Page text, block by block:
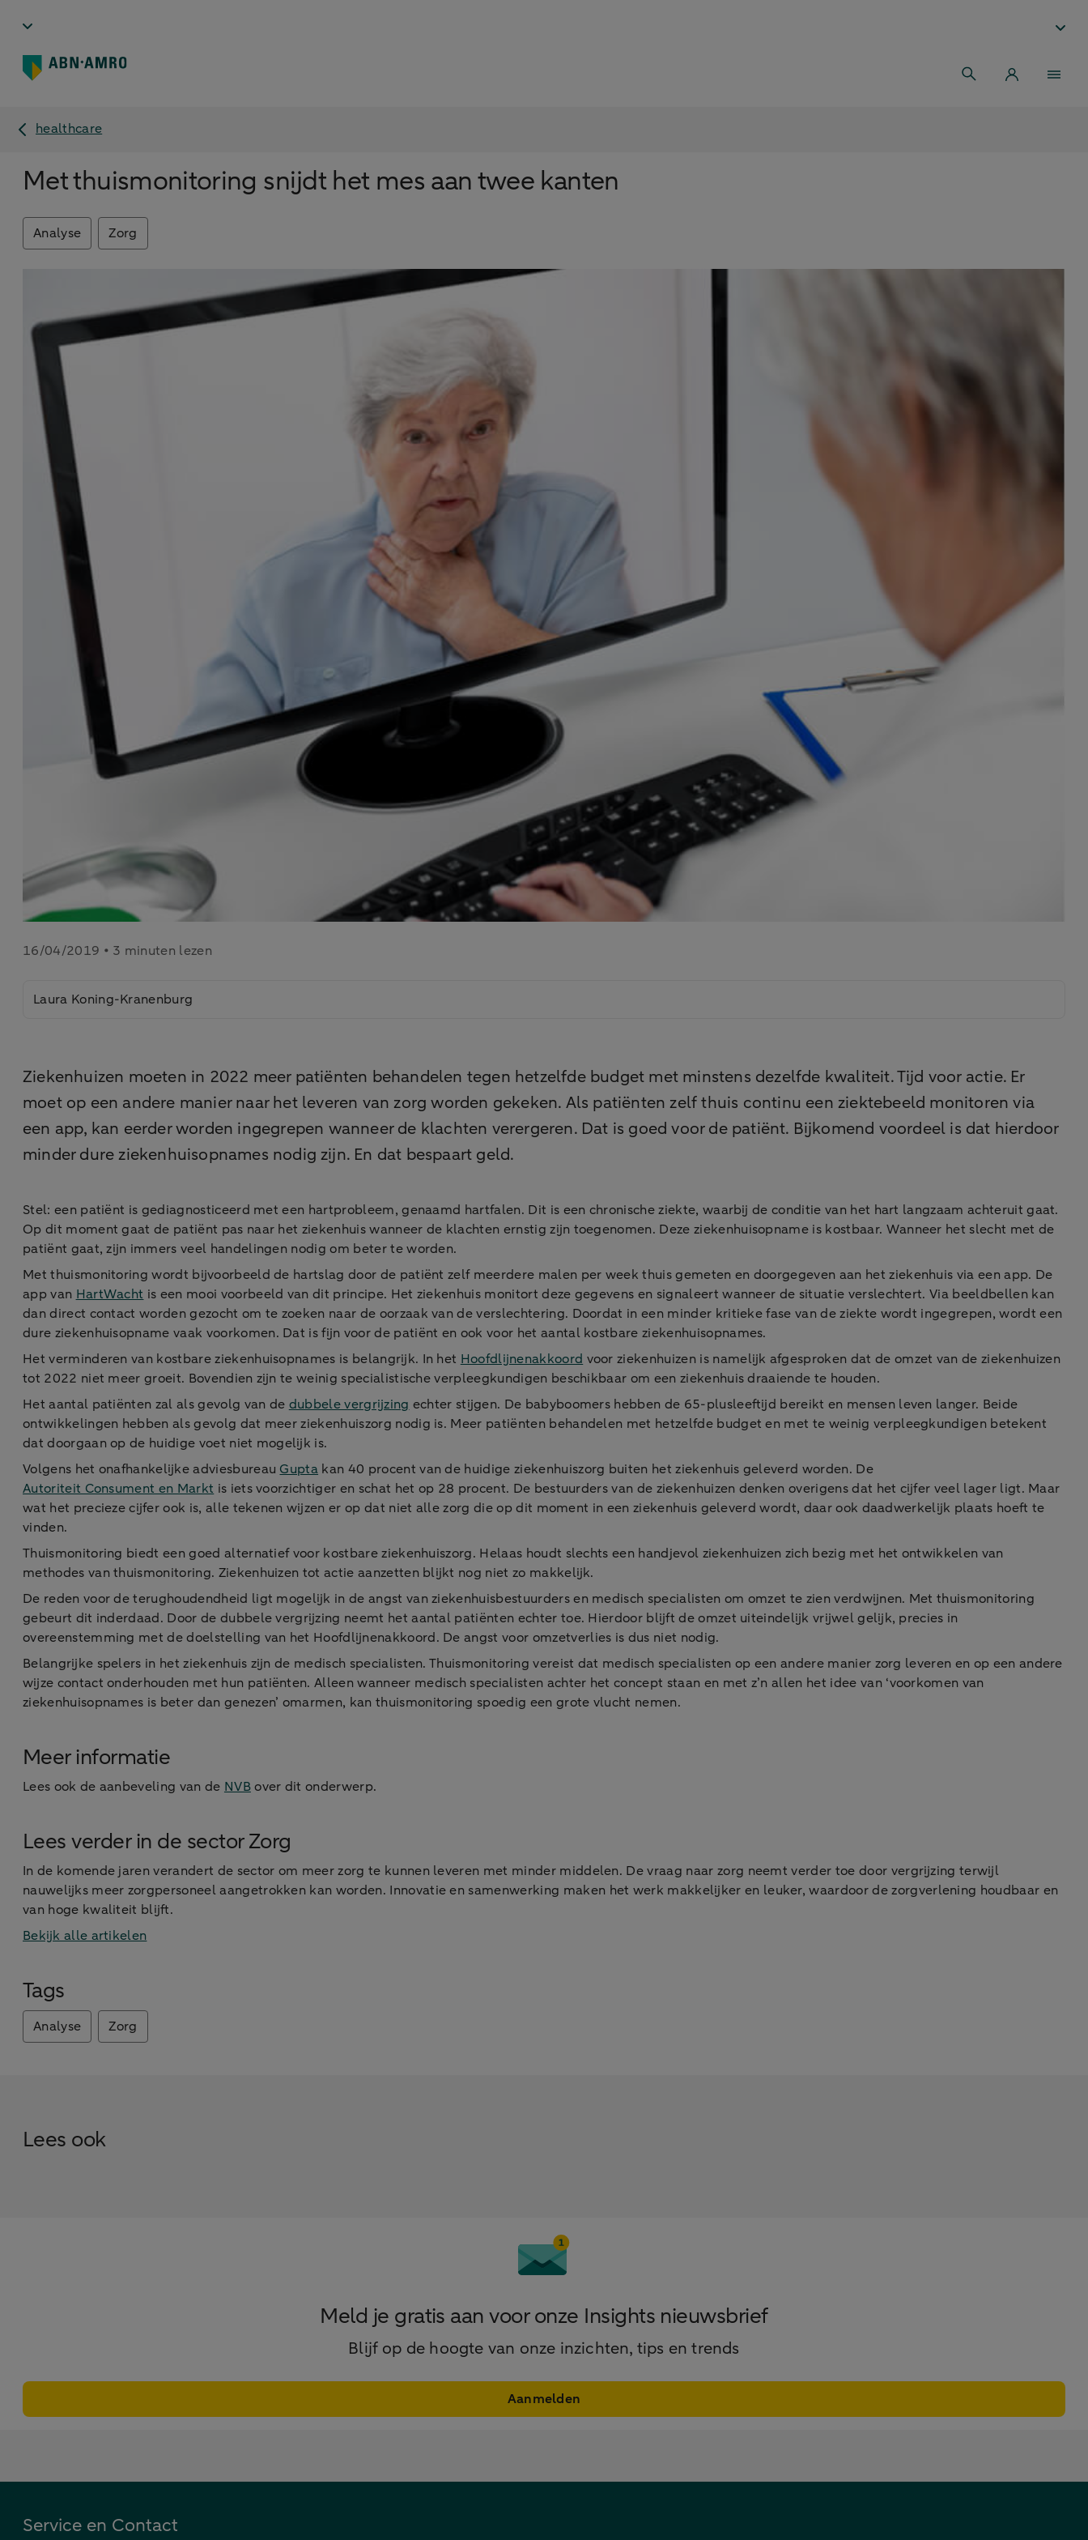
healthcare
Met thuismonitoring snijdt het mes aan twee kanten
Analyse Zorg
16/04/2019 • 3 minuten lezen
Laura Koning-Kranenburg
Ziekenhuizen moeten in 2022 meer patiënten behandelen tegen hetzelfde budget met minstens dezelfde kwaliteit. Tijd voor actie. Er
moet op een andere manier naar het leveren van zorg worden gekeken. Als patiënten zelf thuis continu een ziektebeeld monitoren via
een app, kan eerder worden ingegrepen wanneer de klachten verergeren. Dat is goed voor de patiënt. Bijkomend voordeel is dat hierdoor
minder dure ziekenhuisopnames nodig zijn. En dat bespaart geld.
Stel: een patiënt is gediagnosticeerd met een hartprobleem, genaamd hartfalen. Dit is een chronische ziekte, waarbij de conditie van het hart langzaam achteruit gaat.
Op dit moment gaat de patiënt pas naar het ziekenhuis wanneer de klachten ernstig zijn toegenomen. Deze ziekenhuisopname is kostbaar. Wanneer het slecht met de
patiënt gaat, zijn immers veel handelingen nodig om beter te worden.
Met thuismonitoring wordt bijvoorbeeld de hartslag door de patiënt zelf meerdere malen per week thuis gemeten en doorgegeven aan het ziekenhuis via een app. De
app van HartWacht is een mooi voorbeeld van dit principe. Het ziekenhuis monitort deze gegevens en signaleert wanneer de situatie verslechtert. Via beeldbellen kan
dan direct contact worden gezocht om te zoeken naar de oorzaak van de verslechtering. Doordat in een minder kritieke fase van de ziekte wordt ingegrepen, wordt een
dure ziekenhuisopname vaak voorkomen. Dat is fijn voor de patiënt en ook voor het aantal kostbare ziekenhuisopnames.
Het verminderen van kostbare ziekenhuisopnames is belangrijk. In het Hoofdlijnenakkoord voor ziekenhuizen is namelijk afgesproken dat de omzet van de ziekenhuizen
tot 2022 niet meer groeit. Bovendien zijn te weinig specialistische verpleegkundigen beschikbaar om een ziekenhuis draaiende te houden.
Het aantal patiënten zal als gevolg van de dubbele vergrijzing echter stijgen. De babyboomers hebben de 65-plusleeftijd bereikt en mensen leven langer. Beide
ontwikkelingen hebben als gevolg dat meer ziekenhuiszorg nodig is. Meer patiënten behandelen met hetzelfde budget en met te weinig verpleegkundigen betekent
dat doorgaan op de huidige voet niet mogelijk is.
Volgens het onafhankelijke adviesbureau Gupta kan 40 procent van de huidige ziekenhuiszorg buiten het ziekenhuis geleverd worden. De
Autoriteit Consument en Markt is iets voorzichtiger en schat het op 28 procent. De bestuurders van de ziekenhuizen denken overigens dat het cijfer veel lager ligt. Maar
wat het precieze cijfer ook is, alle tekenen wijzen er op dat niet alle zorg die op dit moment in een ziekenhuis geleverd wordt, daar ook daadwerkelijk plaats hoeft te
vinden.
Thuismonitoring biedt een goed alternatief voor kostbare ziekenhuiszorg. Helaas houdt slechts een handjevol ziekenhuizen zich bezig met het ontwikkelen van
methodes van thuismonitoring. Ziekenhuizen tot actie aanzetten blijkt nog niet zo makkelijk.
De reden voor de terughoudendheid ligt mogelijk in de angst van ziekenhuisbestuurders en medisch specialisten om omzet te zien verdwijnen. Met thuismonitoring
gebeurt dit inderdaad. Door de dubbele vergrijzing neemt het aantal patiënten echter toe. Hierdoor blijft de omzet uiteindelijk vrijwel gelijk, precies in
overeenstemming met de doelstelling van het Hoofdlijnenakkoord. De angst voor omzetverlies is dus niet nodig.
Belangrijke spelers in het ziekenhuis zijn de medisch specialisten. Thuismonitoring vereist dat medisch specialisten op een andere manier zorg leveren en op een andere
wijze contact onderhouden met hun patiënten. Alleen wanneer medisch specialisten achter het concept staan en met z’n allen het idee van ‘voorkomen van
ziekenhuisopnames is beter dan genezen’ omarmen, kan thuismonitoring spoedig een grote vlucht nemen.
Meer informatie
Lees ook de aanbeveling van de NVBover dit onderwerp.
Lees verder in de sector Zorg
In de komende jaren verandert de sector om meer zorg te kunnen leveren met minder middelen. De vraag naar zorg neemt verder toe door vergrijzing terwijl
nauwelijks meer zorgpersoneel aangetrokken kan worden. Innovatie en samenwerking maken het werk makkelijker en leuker, waardoor de zorgverlening houdbaar en
van hoge kwaliteit blijft.
Bekijk alle artikelen
Tags
Analyse Zorg
Lees ook
Meld je gratis aan voor onze Insights nieuwsbrief
Blijf op de hoogte van onze inzichten, tips en trends
Aanmelden
Service en Contact